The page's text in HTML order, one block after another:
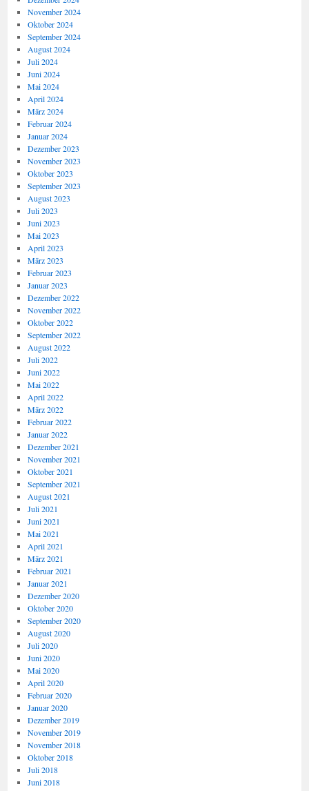
November 2024
Oktober 2024
September 2024
August 2024
Juli 2024
Juni 2024
Mai 2024
April 2024
März 2024
Februar 2024
Januar 2024
Dezember 2023
November 2023
Oktober 2023
September 2023
August 2023
Juli 2023
Juni 2023
Mai 2023
April 2023
März 2023
Februar 2023
Januar 2023
Dezember 2022
November 2022
Oktober 2022
September 2022
August 2022
Juli 2022
Juni 2022
Mai 2022
April 2022
März 2022
Februar 2022
Januar 2022
Dezember 2021
November 2021
Oktober 2021
September 2021
August 2021
Juli 2021
Juni 2021
Mai 2021
April 2021
März 2021
Februar 2021
Januar 2021
Dezember 2020
Oktober 2020
September 2020
August 2020
Juli 2020
Juni 2020
Mai 2020
April 2020
Februar 2020
Januar 2020
Dezember 2019
November 2019
November 2018
Oktober 2018
Juli 2018
Juni 2018